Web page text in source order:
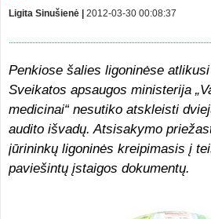
Ligita Sinušienė | 2012-03-30 00:08:37
Penkiose šalies ligoninėse
Sveikatos apsaugos ministerija
medicinai“ nesutiko atskleisti
audito išvadų. Atsisakymo
jūrininkų ligoninės kreipimasis į
paviešintų įstaigos dokumentų.